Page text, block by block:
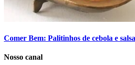
Comer Bem: Palitinhos de cebola e salsa
Nosso canal